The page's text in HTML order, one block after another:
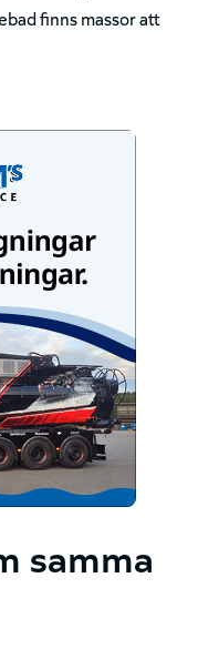
finns massor att
samma